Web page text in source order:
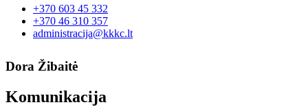
+370 603 45 332
+370 46 310 357
administracija@kkkc.lt
Dora Žibaitė
Komunikacija